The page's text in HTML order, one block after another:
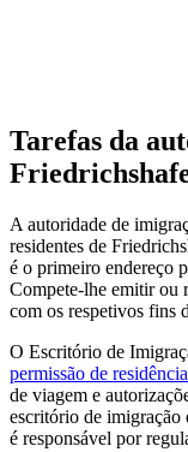
Tarefas da
A autoridade de
residentes de
é o primeiro endereço
Compete-lhe emitir ou
com os respetivos fins
O Escritório de
permissão de residência
de viagem e
escritório de imigração
é responsável por